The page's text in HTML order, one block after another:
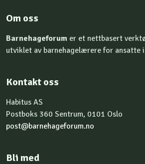
Om oss
Barnehageforum er et nettbasert
utviklet av barnehagelærere for ansatte i
Kontakt oss
Habitus AS
Postboks 360 Sentrum, 0101 Oslo
post@barnehageforum.no
Bli med